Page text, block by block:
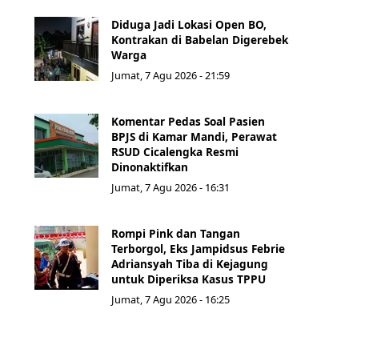
Diduga Jadi Lokasi Open BO,
Kontrakan di Babelan Digerebek
Warga
Jumat, 7 Agu 2026 - 21:59
Komentar Pedas Soal Pasien
BPJS di Kamar Mandi, Perawat
RSUD Cicalengka Resmi
Dinonaktifkan
Jumat, 7 Agu 2026 - 16:31
Rompi Pink dan Tangan
Terborgol, Eks Jampidsus Febrie
Adriansyah Tiba di Kejagung
untuk Diperiksa Kasus TPPU
Jumat, 7 Agu 2026 - 16:25